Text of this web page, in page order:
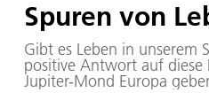
Spu­ren von
Gibt es Leben in unserem
positive Antwort auf diese
Jupiter-Mond Europa
Eisoberfläche einen